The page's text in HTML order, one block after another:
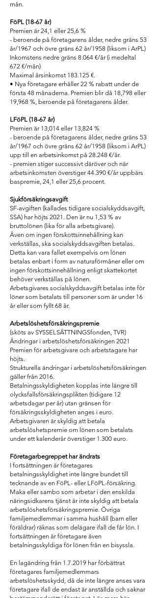
mån.
FöPL (18-67 år)
Premien är 24,1 eller 25,6 %
- beroende på företagarens ålder, nedre gräns 53
år/1967 och övre gräns 62 år/1958 (liksom i ArPL)
Inkomstens nedre gräns 8.064 €/år (i medeltal
672 €/mån)
Maximal årsinkomst 183.125 €.
• Nya företagare erhåller 22 % rabatt under de
första 48 månaderna. Premien blir då 18,798 eller
19,968 %, beroende på företagarens ålder.
LFöPL (18-67 år)
Premien är 13,014 eller 13,824 %
- beroende på företagarens ålder, nedre gräns 53
år/1967 och övre gräns 62 år/1958 (liksom i ArPL)
upp till en arbetsinkomst på 28.248 €/år.
- premien stiger successivt däröver och när
arbetsinkomsten överstiger 44.390 €/år uppbärs
baspremie, 24,1 eller 25,6 procent.
Sjukförsäkringsavgift
SF-avgiften (kallades tidigare socialskyddsavgift,
SSA) har höjts 2021. Den är nu 1,53 % av
bruttolönen (lika för alla arbetsgivare).
Även om ingen förskottsinnehållning kan
verkställas, ska socialskyddsavgiften betalas.
Detta kan vara fallet exempelvis om lönen
betalas enbart i form av naturaförmåner eller om
ingen förskottsinnehållning enligt skattekortet
behöver verkställas på lönen.
Arbetsgivares socialskyddsavgift betalas inte för
löner som betalats till personer som är under 16
år eller som fyllt 68 år.
Arbetslöshetsförsäkringspremie
(sköts av SYSSELSÄTTNINGSfonden, TVR)
Ändringar i arbetslöshetsförsäkringen 2021
Premien för arbetsgivare och arbetstagare har
höjts.
Strukturella ändringar i arbetslöshetsförsäkringen
gäller från 2016.
Betalningsskyldigheten kopplas inte längre till
olycksfallsförsäkringsplikten (tidigare 12
arbetsdagar per år) utan gränsen för
försäkringsskyldigheten anges i euro.
Arbetsgivaren är skyldig att betala
arbetslöshetspremie om lönen som betalats
under ett kalenderår överstiger 1.300 euro.
Företagarbegreppet har ändrats
I fortsättningen är företagares
betalningsskyldighet inte längre bundet till
tecknande av en FöPL- eller LFöPL-försäkring.
Maka eller sambo som arbetar i den enskilda
näringsidkarens tjänst är inte skyldig att betala
arbetslöshetsförsäkringspremie. Övriga
familjemedlemmar i samma hushåll (barn eller
föräldrar) räknas som delägare ifall de får lön. I
fortsättningen är företagare även
betalningsskyldiga för lönen från en bisyssla.
En lagändring från 1.7.2019 har förbättrat
företagares familjemedlemmars
arbetslöshetsskydd, då de inte längre anses vara
företagare ifall de endast är anställda och saknar